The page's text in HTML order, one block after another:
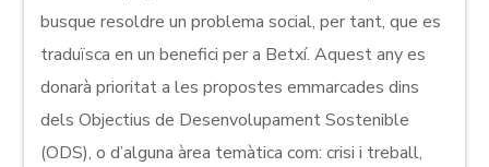
busque resoldre un problema social, per tant, que es
traduïsca en un benefici per a Betxí. Aquest any es
donarà prioritat a les propostes emmarcades dins
dels Objectius de Desenvolupament Sostenible
(ODS), o d’alguna àrea temàtica com: crisi i treball,